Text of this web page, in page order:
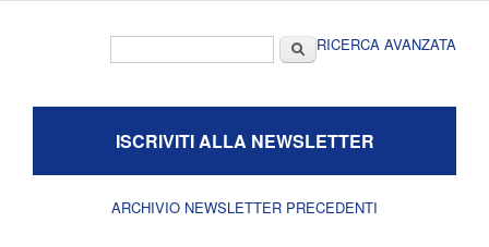
CercaRICERCA AVANZATA
ISCRIVITI ALLA NEWSLETTER
ARCHIVIO NEWSLETTER PRECEDENTI